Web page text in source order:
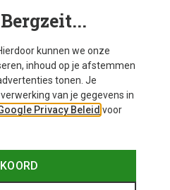
Ortovox
Deep Knit Hoofdband
ONE SIZE
kunnen we onze
inhoud op je afstemmen
tonen. Je
van je gegevens in
Privacy Beleid voor